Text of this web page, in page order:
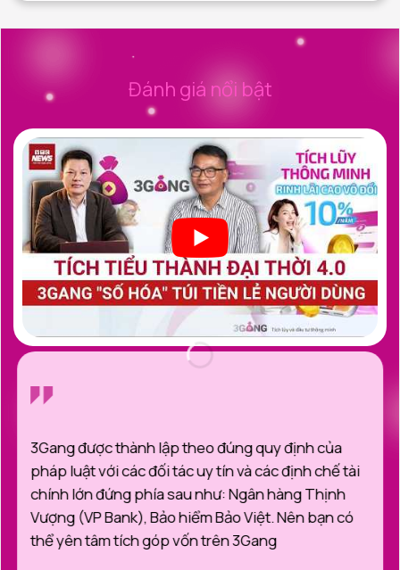
3Gang được thành lập theo đúng quy định của
pháp luật với các đối tác uy tín và các định chế tài
chính lớn đứng phía sau như: Ngân hàng Thịnh
Vượng (VP Bank), Bảo hiểm Bảo Việt. Nên bạn có
thể yên tâm tích góp vốn trên 3Gang
Đánh giá nổi bật